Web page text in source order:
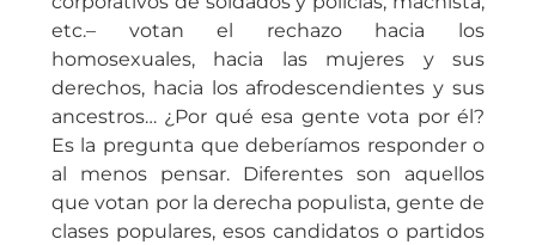
etc.– votan el rechazo hacia los
homosexuales, hacia las mujeres y sus
derechos, hacia los afrodescendientes y sus
ancestros… ¿Por qué esa gente vota por él?
Es la pregunta que deberíamos responder o
al menos pensar. Diferentes son aquellos
que votan por la derecha populista, gente de
clases populares, esos candidatos o partidos